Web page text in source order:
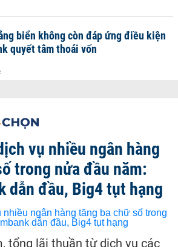
biển không còn đáp ứng điều kiện
quyết tâm thoái vốn
vụ nhiều ngân hàng
trong nửa đầu năm:
dẫn đầu, Big4 tụt hạng
tổng lãi thuần từ dịch vụ các